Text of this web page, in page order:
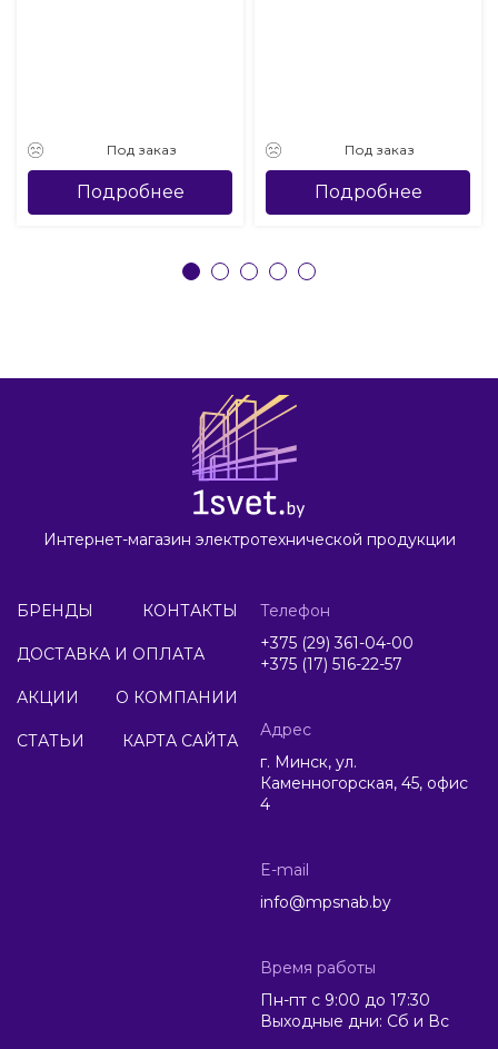
Под заказ
Подробнее
Под заказ
Подробнее
Интернет-магазин электротехнической продукции
БРЕНДЫ КОНТАКТЫ
ДОСТАВКА И ОПЛАТА
АКЦИИ О КОМПАНИИ
СТАТЬИ КАРТА САЙТА
Телефон
+375 (29) 361-04-00
+375 (17) 516-22-57
Адрес
г. Минск, ул.
Каменногорская, 45, офис
4
E-mail
info@mpsnab.by
Время работы
Пн-пт с 9:00 до 17:30
Выходные дни: Сб и Вс